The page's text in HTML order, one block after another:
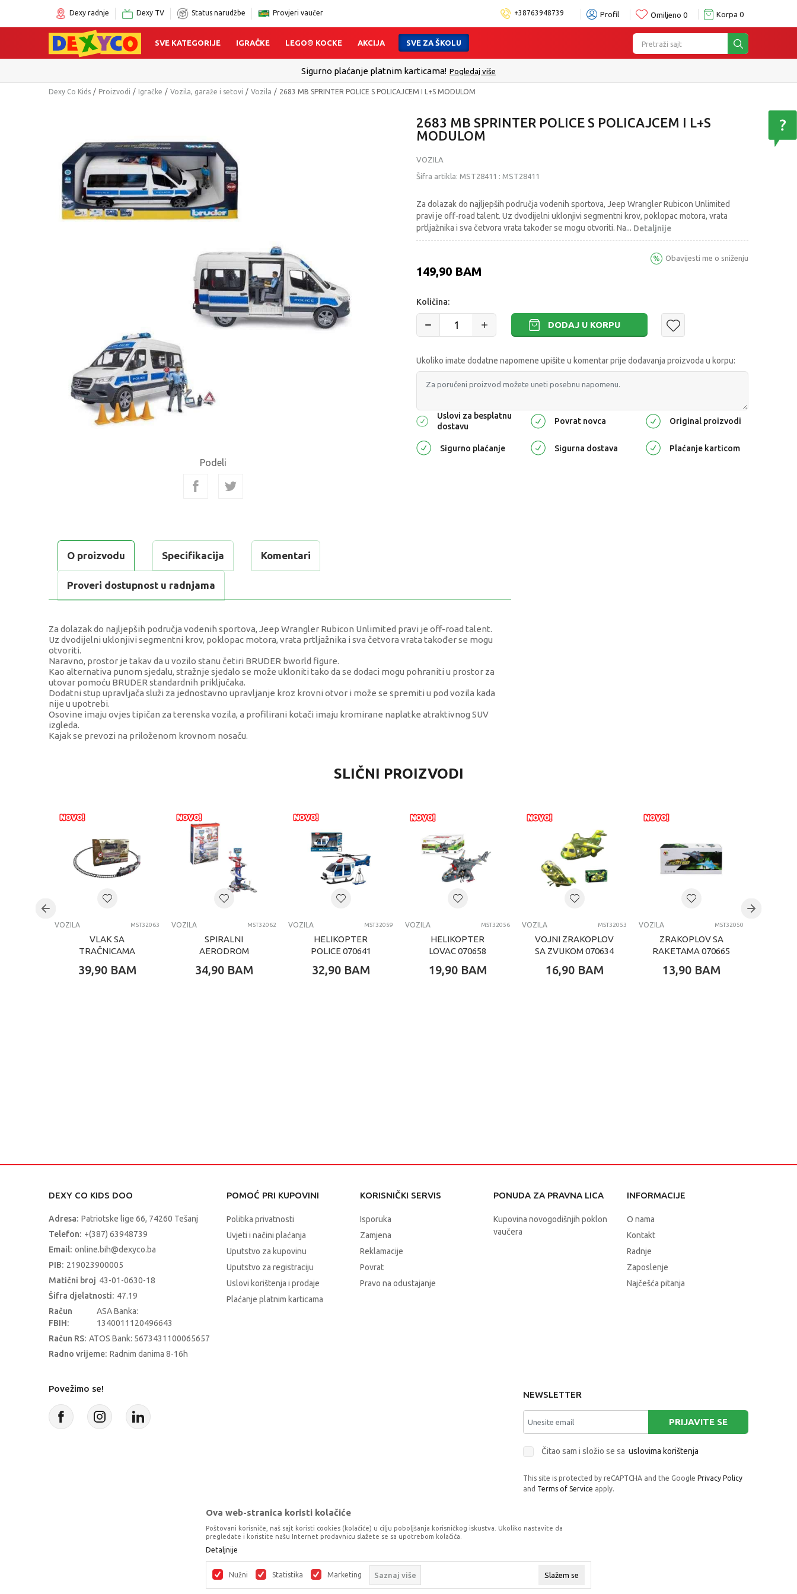
Dexy radnje Dexy TV Status narudžbe Provjeri vaučer +38763948739 Profil Omiljeno 0 Korpa 0
Pretraži sajt
SVE KATEGORIJE IGRAČKE LEGO® KOCKE AKCIJA SVE ZA ŠKOLU
Sigurno plaćanje platnim karticama! Pogledaj više
Dexy Co Kids Proizvodi Igračke Vozila, garaže i setovi Vozila 2683 MB SPRINTER POLICE S POLICAJCEM I L+S MODULOM
Podeli
2683 MB SPRINTER POLICE S POLICAJCEM I L+S
MODULOM
VOZILA
Šifra artikla: MST28411 : MST28411
Za dolazak do najljepših područja vodenih sportova, Jeep Wrangler Rubicon Unlimited
pravi je off-road talent. Uz dvodijelni uklonjivi segmentni krov, poklopac motora, vrata
prtljažnika i sva četvora vrata također se mogu otvoriti. Na... Detaljnije
149,90 BAM
Obavijesti me o sniženju
Količina:
DODAJ U KORPU
Ukoliko imate dodatne napomene upišite u komentar prije dodavanja proizvoda u korpu:
Uslovi za besplatnu
dostavu
Povrat novca Original proizvodi
Sigurno plaćanje Sigurna dostava Plaćanje karticom
O proizvodu Specifikacija Komentari
Proveri dostupnost u radnjama
Za dolazak do najljepših područja vodenih sportova, Jeep Wrangler Rubicon Unlimited pravi je off-road talent.
Uz dvodijelni uklonjivi segmentni krov, poklopac motora, vrata prtljažnika i sva četvora vrata također se mogu
otvoriti.
Naravno, prostor je takav da u vozilo stanu četiri BRUDER bworld figure.
Kao alternativa punom sjedalu, stražnje sjedalo se može ukloniti tako da se dodaci mogu pohraniti u prostor za
utovar pomoću BRUDER standardnih priključaka.
Dodatni stup upravljača služi za jednostavno upravljanje kroz krovni otvor i može se spremiti u pod vozila kada
nije u upotrebi.
Osovine imaju ovjes tipičan za terenska vozila, a profilirani kotači imaju kromirane naplatke atraktivnog SUV
izgleda.
Kajak se prevozi na priloženom krovnom nosaču.
Vozila
Dječaci
Uzrast 4-6 G
SLIČNI PROIZVODI
VOZILA MST32063
VLAK SA
TRAČNICAMA
39,90 BAM
VOZILA MST32062
SPIRALNI
AERODROM
34,90 BAM
VOZILA MST32059
HELIKOPTER
POLICE 070641
32,90 BAM
VOZILA MST32056
HELIKOPTER
LOVAC 070658
19,90 BAM
VOZILA MST32053
VOJNI ZRAKOPLOV
SA ZVUKOM 070634
16,90 BAM
VOZILA MST32050
ZRAKOPLOV SA
RAKETAMA 070665
13,90 BAM
DEXY CO KIDS DOO
Adresa: Patriotske lige 66, 74260 Tešanj
Telefon: +(387) 63948739
Email: online.bih@dexyco.ba
PIB: 219023900005
Matični broj 43-01-0630-18
Šifra djelatnosti: 47.19
Račun
FBIH:
ASA Banka:
1340011120496643
Račun RS: ATOS Bank: 5673431100065657
Radno vrijeme: Radnim danima 8-16h
POMOĆ PRI KUPOVINI
Politika privatnosti
Uvjeti i načini plaćanja
Uputstvo za kupovinu
Uputstvo za registraciju
Uslovi korištenja i prodaje
Plaćanje platnim karticama
KORISNIČKI SERVIS
Isporuka
Zamjena
Reklamacije
Povrat
Pravo na odustajanje
PONUDA ZA PRAVNA LICA
Kupovina novogodišnjih poklon
vaučera
INFORMACIJE
O nama
Kontakt
Radnje
Zaposlenje
Najčešća pitanja
Povežimo se!
NEWSLETTER
PRIJAVITE SE
Čitao sam i složio se sa uslovima korištenja
This site is protected by reCAPTCHA and the Google Privacy Policy
and Terms of Service apply.
Proizvode na sajtu nastojimo da opišemo što je preciznije moguće, ali ne možemo garantovati da su svi podaci i fotografije, navedeni u okrviru proizvoda, u
potpunosti kompletni i bez grešaka. Svi artikli prikazani na sajtu su dio naše ponude, ali ne podrazumijeva da su dostupni u svakom trenutku.
www.dexyco.ba, IzradaNB SOFT
Ova web-stranica koristi kolačiće
Poštovani korisniče, naš sajt koristi cookies (kolačiće) u cilju poboljšanja korisničkog iskustva. Ukoliko nastavite da
pregledate i koristite našu Internet prodavnicu slažete se sa upotrebom kolačića.
Detaljnije
Nužni Statistika Marketing Saznaj više Slažem se